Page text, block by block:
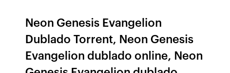
Neon Genesis Evangelion
Dublado Torrent, Neon Genesis
Evangelion dublado online, Neon